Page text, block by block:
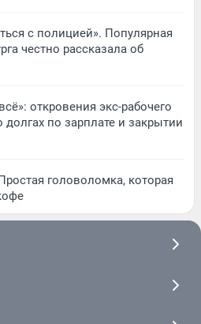
с полицией». Популярная
честно рассказала об
откровения экс-рабочего
по зарплате и закрытии
головоломка, которая